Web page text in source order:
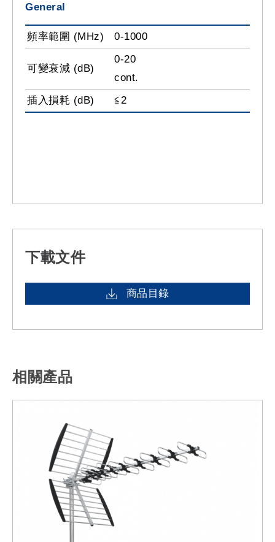
General
頻率範圍 (MHz) 0-1000
可變衰減 (dB)
0-20
cont.
插入損耗 (dB)
≦2
下載文件
商品目錄
相關產品